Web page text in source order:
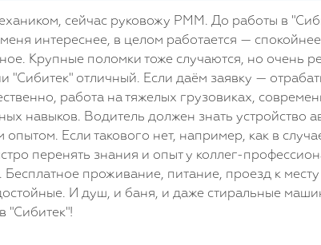
сейчас руковожу РММ. До работы в
интереснее, в целом работается —
Крупные поломки тоже случаются, но очень
отличный. Если даём заявку —
работа на тяжелых грузовиках,
навыков. Водитель должен знать устройство
Если такового нет, например, как в
перенять знания и опыт у коллег-
проживание, питание, проезд к
И душ, и баня, и даже стиральные
"Сибитек"!